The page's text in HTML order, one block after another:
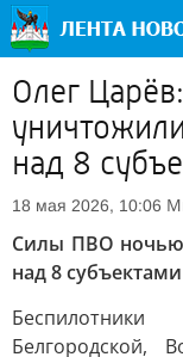
Олег
над 8
18 мая 2026, 10:06
Силы ПВО ночью
над 8
Белгородской,